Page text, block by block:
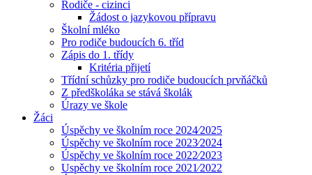
Rodiče - cizinci
Žádost o jazykovou přípravu
Školní mléko
Pro rodiče budoucích 6. tříd
Zápis do 1. třídy
Kritéria přijetí
Třídní schůzky pro rodiče budoucích prvňáčků
Z předškoláka se stává školák
Úrazy ve škole
Žáci
Úspěchy ve školním roce 2024⁄2025
Úspěchy ve školním roce 2023⁄2024
Úspěchy ve školním roce 2022⁄2023
Uspěchy ve školním roce 2021⁄2022